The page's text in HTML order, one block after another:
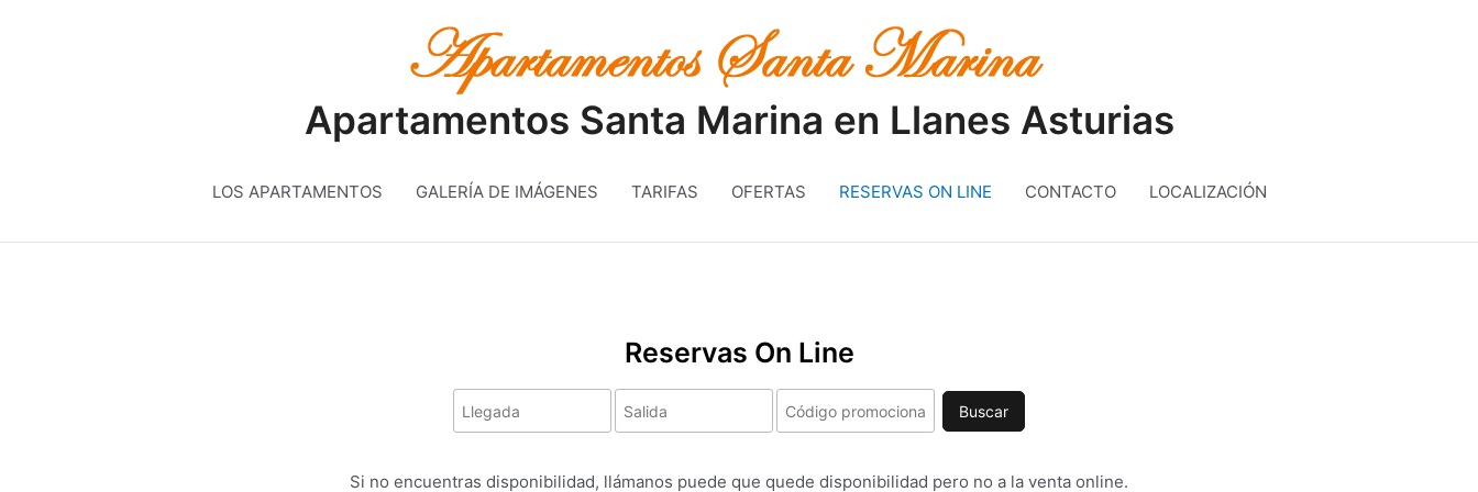
Apartamentos Santa Marina en Llanes Asturias
LOS APARTAMENTOS GALERÍA DE IMÁGENES TARIFAS OFERTAS RESERVAS ON LINE CONTACTO LOCALIZACIÓN
Reservas On Line
Buscar
Si no encuentras disponibilidad, llámanos puede que quede disponibilidad pero no a la venta online.